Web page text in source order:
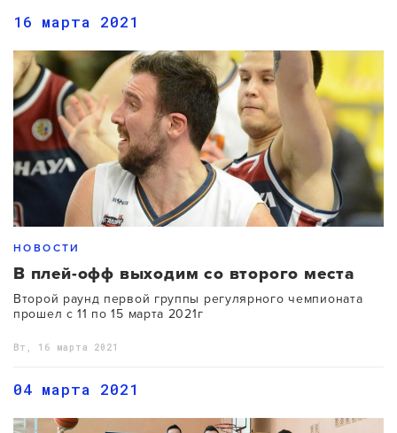
16 марта 2021
НОВОСТИ
В плей-офф выходим со второго места
Второй раунд первой группы регулярного чемпионата
прошел с 11 по 15 марта 2021г
Вт, 16 марта 2021
04 марта 2021